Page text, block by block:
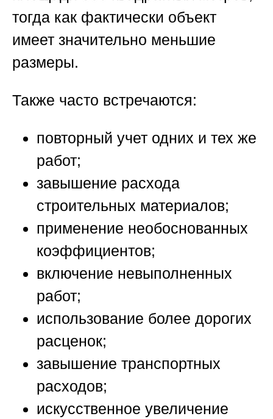
тогда как фактически объект
имеет значительно меньшие
размеры.
Также часто встречаются:
повторный учет одних и тех же
работ;
завышение расхода
строительных материалов;
применение необоснованных
коэффициентов;
включение невыполненных
работ;
использование более дорогих
расценок;
завышение транспортных
расходов;
искусственное увеличение